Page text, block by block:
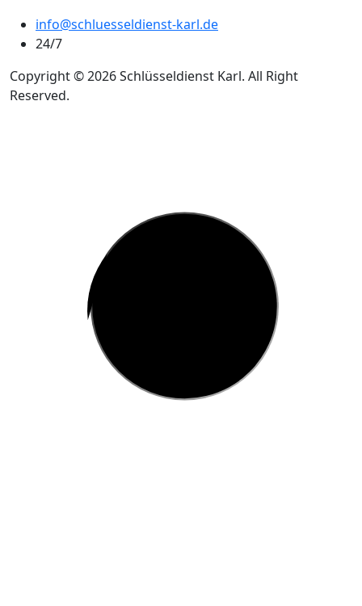
info@schluesseldienst-karl.de
24/7
Copyright © 2026 Schlüsseldienst Karl. All Right
Reserved.